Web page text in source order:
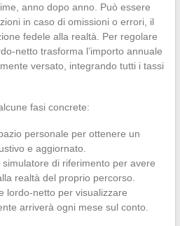
anno dopo anno. Può essere
in caso di omissioni o errori, il
fedele alla realtà. Per regolare
netto trasforma l’importo annuale
versato, integrando tutti i tassi
fasi concrete:
personale per ottenere un
e aggiornato.
di riferimento per avere
realtà del proprio percorso.
lordo-netto per visualizzare
arriverà ogni mese sul conto.